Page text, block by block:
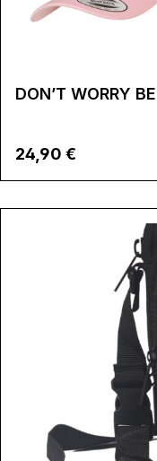
DON’T WORRY
Regulärer Preis:
24,90 €